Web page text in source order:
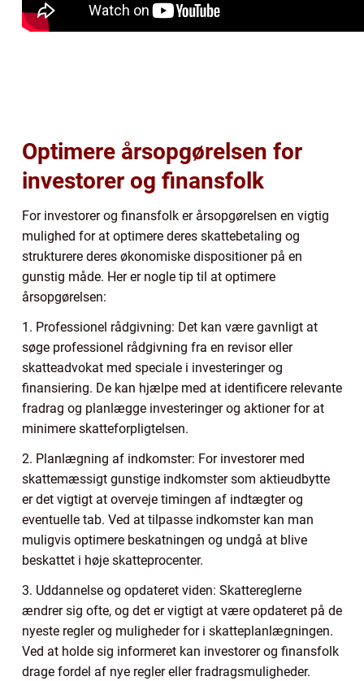
Optimere årsopgørelsen for
investorer og finansfolk
For investorer og finansfolk er årsopgørelsen en vigtig
mulighed for at optimere deres skattebetaling og
strukturere deres økonomiske dispositioner på en
gunstig måde. Her er nogle tip til at optimere
årsopgørelsen:
1. Professionel rådgivning: Det kan være gavnligt at
søge professionel rådgivning fra en revisor eller
skatteadvokat med speciale i investeringer og
finansiering. De kan hjælpe med at identificere relevante
fradrag og planlægge investeringer og aktioner for at
minimere skatteforpligtelsen.
2. Planlægning af indkomster: For investorer med
skattemæssigt gunstige indkomster som aktieudbytte
er det vigtigt at overveje timingen af indtægter og
eventuelle tab. Ved at tilpasse indkomster kan man
muligvis optimere beskatningen og undgå at blive
beskattet i høje skatteprocenter.
3. Uddannelse og opdateret viden: Skattereglerne
ændrer sig ofte, og det er vigtigt at være opdateret på de
nyeste regler og muligheder for i skatteplanlægningen.
Ved at holde sig informeret kan investorer og finansfolk
drage fordel af nye regler eller fradragsmuligheder.